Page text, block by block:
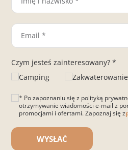
Czym jesteś zainteresowany? *
Camping
Zakwaterowanie
* Po zapoznaniu się z polityką
otrzymywanie wiadomości e-mail z
promocjami i ofertami. Zapoznaj się z
Please leave this field empty.